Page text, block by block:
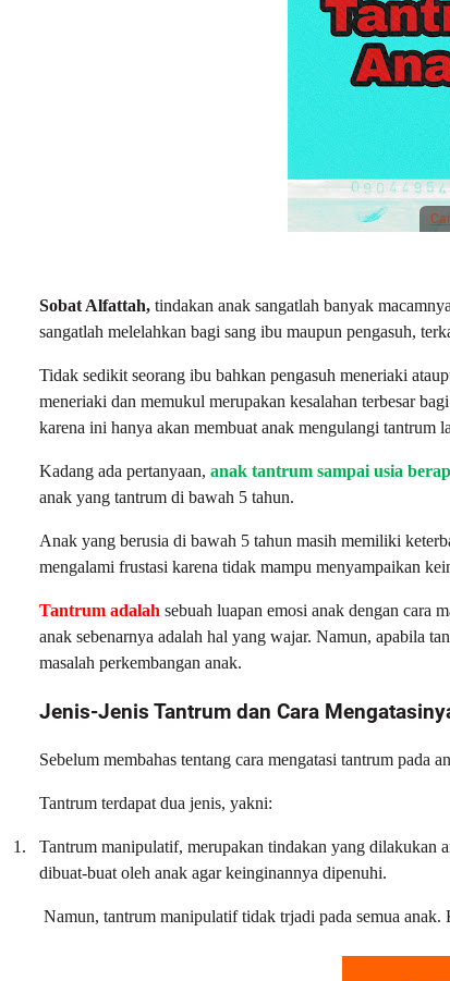
Sobat Alfattah, tindakan anak sangatlah banyak
sangatlah melelahkan bagi sang ibu maupun pengasuh,
Tidak sedikit seorang ibu bahkan pengasuh meneriaki
meneriaki dan memukul merupakan kesalahan terbesar
karena ini hanya akan membuat anak mengulangi tantrum
Kadang ada pertanyaan, anak tantrum sampai usia
anak yang tantrum di bawah 5 tahun.
Anak yang berusia di bawah 5 tahun masih memiliki
mengalami frustasi karena tidak mampu menyampaikan
Tantrum adalah sebuah luapan emosi anak dengan cara
anak sebenarnya adalah hal yang wajar. Namun, apabila
masalah perkembangan anak.
Jenis-Jenis Tantrum dan Cara
Sebelum membahas tentang cara mengatasi tantrum pada
Tantrum terdapat dua jenis, yakni:
1.
Tantrum manipulatif, merupakan tindakan yang dilakukan
dibuat-buat oleh anak agar keinginannya dipenuhi.
Namun, tantrum manipulatif tidak trjadi pada semua